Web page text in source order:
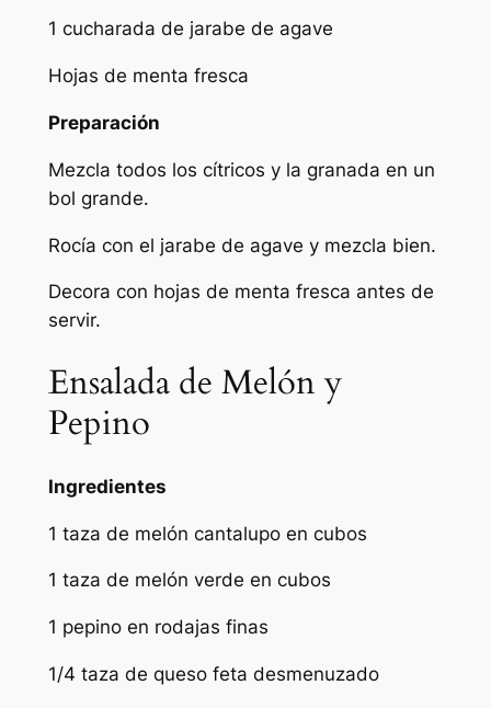
1 cucharada de jarabe de agave
Hojas de menta fresca
Preparación
Mezcla todos los cítricos y la granada en un
bol grande.
Rocía con el jarabe de agave y mezcla bien.
Decora con hojas de menta fresca antes de
servir.
Ensalada de Melón y
Pepino
Ingredientes
1 taza de melón cantalupo en cubos
1 taza de melón verde en cubos
1 pepino en rodajas finas
1/4 taza de queso feta desmenuzado